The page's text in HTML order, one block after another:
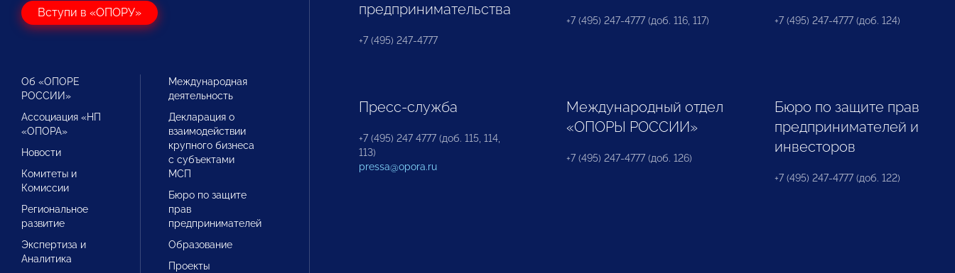
Вступи в «ОПОРУ»
Об «ОПОРЕ
РОССИИ»
Ассоциация «НП
«ОПОРА»
Новости
Комитеты и
Комиссии
Региональное
развитие
Экспертиза и
Аналитика
Международная
деятельность
Декларация о
взаимодействии
крупного бизнеса
с субъектами
МСП
Бюро по защите
прав
предпринимателей
Образование
Проекты
предпринимательства
+7 (495) 247-4777
+7 (495) 247-4777 (доб. 116, 117) +7 (495) 247-4777 (доб. 124)
Пресс-служба
+7 (495) 247 4777 (доб. 115, 114,
113)
pressa@opora.ru
Международный отдел
«ОПОРЫ РОССИИ»
+7 (495) 247-4777 (доб. 126)
Бюро по защите прав
предпринимателей и
инвесторов
+7 (495) 247-4777 (доб. 122)